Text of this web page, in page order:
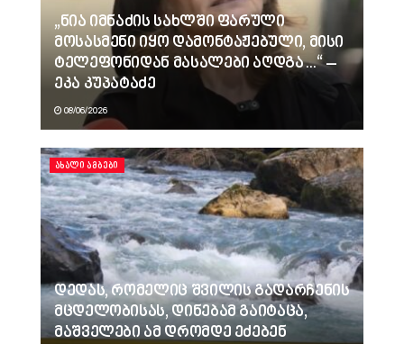
„ნია იმნაძის სახლში ფარული
მოსასმენი იყო დამონტაჟებული, მისი
ტელეფონიდან მასალები აღდგა…“ –
ეკა კუპატაძე
08/06/2026
ᲐᲮᲐᲚᲘ ᲐᲛᲑᲔᲑᲘ
დედას, რომელიც შვილის გადარჩენის
მცდელობისას, დინებამ გაიტაცა,
მაშველები ამ დრომდე ეძებენ